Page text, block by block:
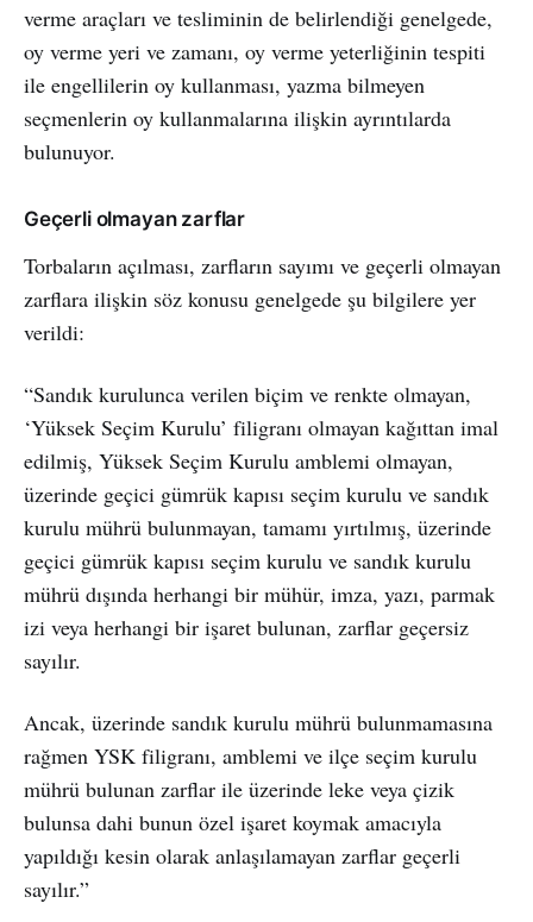
verme araçları ve tesliminin de belirlendiği genelgede,
oy verme yeri ve zamanı, oy verme yeterliğinin tespiti
ile engellilerin oy kullanması, yazma bilmeyen
seçmenlerin oy kullanmalarına ilişkin ayrıntılarda
bulunuyor.
Geçerli olmayan zarflar
Torbaların açılması, zarfların sayımı ve geçerli olmayan
zarflara ilişkin söz konusu genelgede şu bilgilere yer
verildi:
“Sandık kurulunca verilen biçim ve renkte olmayan,
‘Yüksek Seçim Kurulu’ filigranı olmayan kağıttan imal
edilmiş, Yüksek Seçim Kurulu amblemi olmayan,
üzerinde geçici gümrük kapısı seçim kurulu ve sandık
kurulu mührü bulunmayan, tamamı yırtılmış, üzerinde
geçici gümrük kapısı seçim kurulu ve sandık kurulu
mührü dışında herhangi bir mühür, imza, yazı, parmak
izi veya herhangi bir işaret bulunan, zarflar geçersiz
sayılır.
Ancak, üzerinde sandık kurulu mührü bulunmamasına
rağmen YSK filigranı, amblemi ve ilçe seçim kurulu
mührü bulunan zarflar ile üzerinde leke veya çizik
bulunsa dahi bunun özel işaret koymak amacıyla
yapıldığı kesin olarak anlaşılamayan zarflar geçerli
sayılır.”